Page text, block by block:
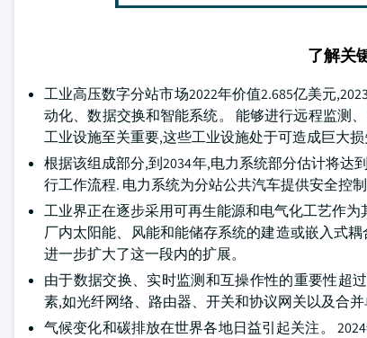
了解关
工业高压数字分站市场2022年价值2.685亿美元
动化、数据交换和智能系统。 能够进行远程监测
工业设施至关重要,这些工业设施处于可造成巨大损
根据该组成部分,到2034年,电力系统部分估计将达
行工作流程. 电力系统为分站公共汽车提供安全控
工业界正在逐步采用可再生能源和电气化工艺作为
厂内太阳能、风能和能储存系统的建造或嵌入式
进一步扩大了这一段内的扩展。
由于数据交换、实时监测和互操作性的重要性超
素,如光纤网络、路由器、开关和协议网关以及合
气候变化和碳排放在世界各地日益引起关注。